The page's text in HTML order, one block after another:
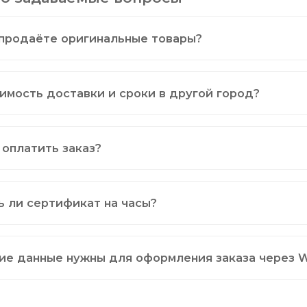
оригинальные товары?
доставки и сроки в другой город?
заказ?
ли сертификат на часы?
данные нужны для оформления заказа через